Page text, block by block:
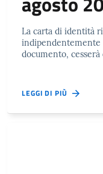
La carta di identità
indipendentemente
documento, cesserà
LEGGI DI PIÙ